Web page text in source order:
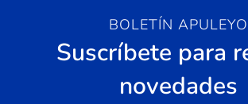
BOLETÍN APULEYO
Suscríbete para
novedades